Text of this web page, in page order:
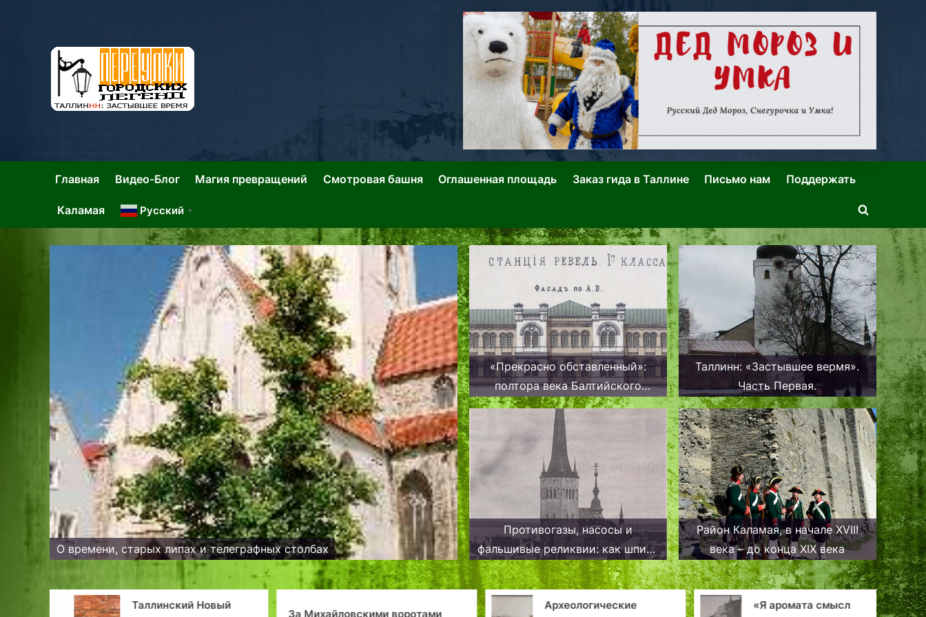
Таллин: Переулки Городских Легенд
Главная Видео-Блог Магия превращений Смотровая башня Оглашенная площадь Заказ гида в Таллине Письмо нам Поддержать
Каламая Русский ▼
Toggle
search
form
О времени, старых липах и телеграфных столбах
«Прекрасно обставленный»:
полтора века Балтийского
вокзала
Таллинн: «Застывшее вермя».
Часть Первая.
Противогазы, насосы и
фальшивые реликвии: как шпиль
Олевисте от гибели спасали
Район Каламая, в начале XVIII
века – до конца XIX века
Таллинский Новый
За Михайловскими воротами
Археологические
«Я аромата смысл